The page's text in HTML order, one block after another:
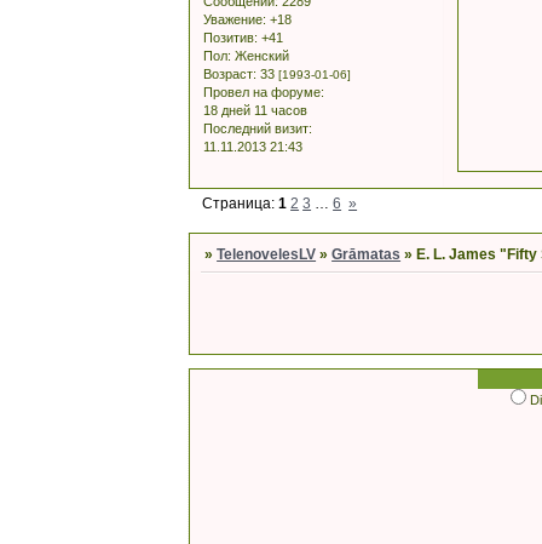
Уважение: +18
Позитив: +41
Пол: Женский
Возраст: 33 [1993-01-06]
Провел на форуме:
18 дней 11 часов
Последний визит:
11.11.2013 21:43
Страница:1 2 3 … 6 »
»TelenovelesLV »Grāmatas »E. L. James